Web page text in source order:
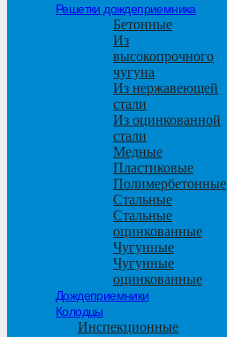
Решетки дождеприемника
Бетонные
Из
высокопрочного
чугуна
Из нержавеющей
стали
Из оцинкованной
стали
Медные
Пластиковые
Полимербетонные
Стальные
Стальные
оцинкованные
Чугунные
Чугунные
оцинкованные
Дождеприемники
Колодцы
Инспекционные